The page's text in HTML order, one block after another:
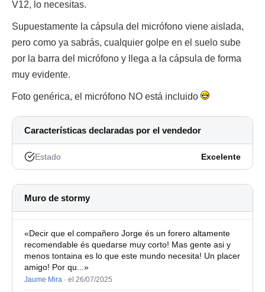
V12, lo necesitas.
Supuestamente la cápsula del micrófono viene aislada,
pero como ya sabrás, cualquier golpe en el suelo sube
por la barra del micrófono y llega a la cápsula de forma
muy evidente.
Foto genérica, el micrófono NO está incluido
Características declaradas por el vendedor
Estado Excelente
Muro de stormy
«Decir que el compañero Jorge és un forero altamente
recomendable és quedarse muy corto! Mas gente asi y
menos tontaina es lo que este mundo necesita! Un placer
amigo! Por qu...»
Jaume Mira · el 26/07/2025